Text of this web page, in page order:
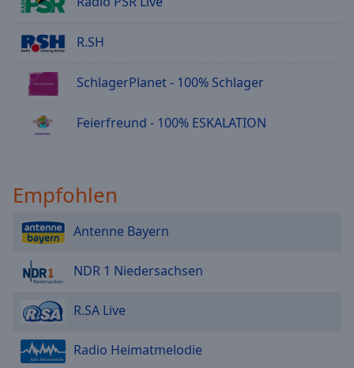
R.SH
SchlagerPlanet - 100% Schlager
Feierfreund - 100% ESKALATION
Empfohlen
Antenne Bayern
NDR 1 Niedersachsen
R.SA Live
Radio Heimatmelodie